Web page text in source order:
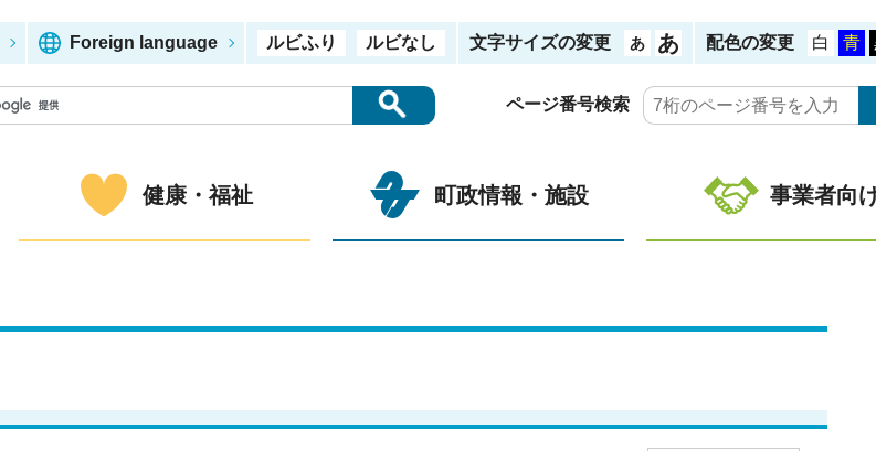
Foreign language ルビふり ルビなし 文字サイズの変更 配色の変更
ページ番号検索
健康・福祉 町政情報・施設 事業者向